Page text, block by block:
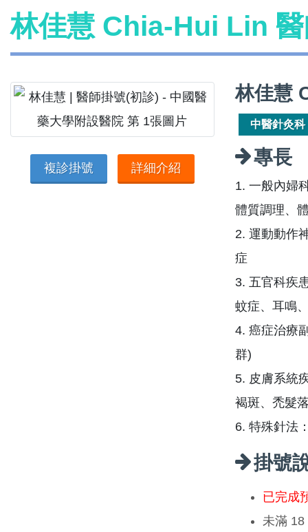
林佳慧 Chia-Hui Lin
複診掛號 詳細介紹
林佳慧
中醫針灸科
專長
1. 一般內婦
體質調理、
2. 運動動作
症
3. 五官科疾
蚊症、耳鳴
4. 癌症治療
群)
5. 皮膚系統
褐斑、禿髮
6. 特殊針法
掛號
已完成
未滿 18